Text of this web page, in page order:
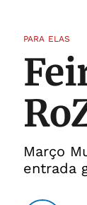
PARA ELAS
Março
entrada